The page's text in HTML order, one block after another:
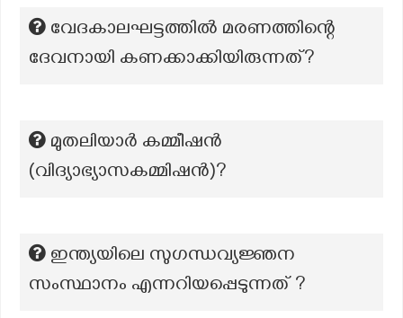
വേദകാലഘട്ടത്തിൽ മരണത്തിന്റെ
ദേവനായി കണക്കാക്കിയിരുന്നത്?
മുതലിയാർ കമ്മീഷൻ
(വിദ്യാഭ്യാസകമ്മിഷന്‍)?
ഇന്ത്യയിലെ സുഗന്ധവ്യജ്ഞന
സംസ്ഥാനം എന്നറിയപ്പെടുന്നത് ?